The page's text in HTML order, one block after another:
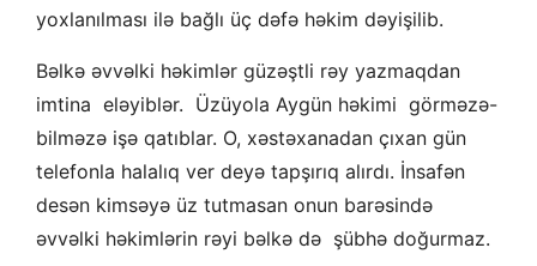
yoxlanılması ilə bağlı üç dəfə həkim dəyişilib.
Bəlkə əvvəlki həkimlər güzəştli rəy yazmaqdan
imtina eləyiblər. Üzüyola Aygün həkimi görməzə-
bilməzə işə qatıblar. O, xəstəxanadan çıxan gün
telefonla halalıq ver deyə tapşırıq alırdı. İnsafən
desən kimsəyə üz tutmasan onun barəsində
əvvəlki həkimlərin rəyi bəlkə də şübhə doğurmaz.